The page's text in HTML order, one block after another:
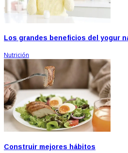
Los grandes beneficios del yogur
Nutrición
Construir mejores hábitos